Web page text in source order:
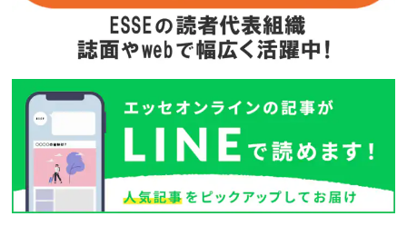
次回予告
年間定期購読
バックナンバー